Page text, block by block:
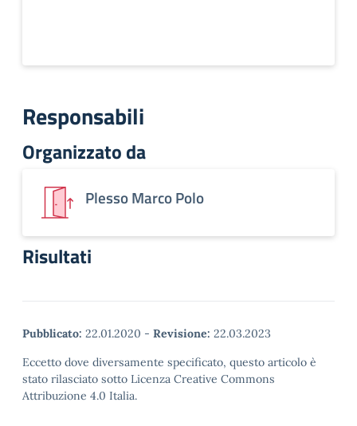
Responsabili
Organizzato da
Plesso Marco Polo
Risultati
Pubblicato: 22.01.2020 - Revisione: 22.03.2023
Eccetto dove diversamente specificato, questo articolo è
stato rilasciato sotto Licenza Creative Commons
Attribuzione 4.0 Italia.